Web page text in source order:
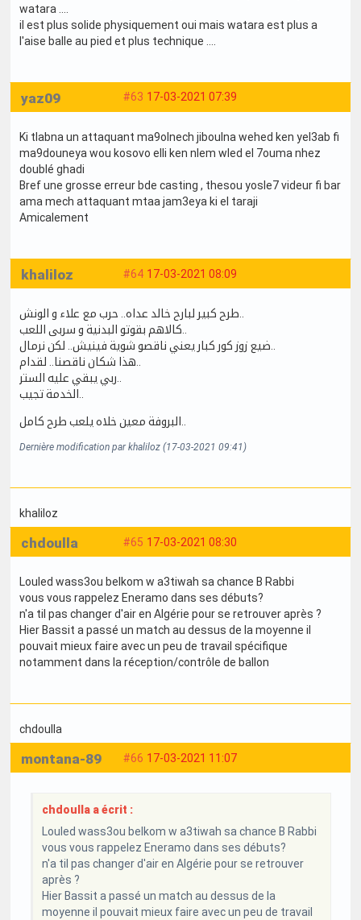
watara ....
il est plus solide physiquement oui mais watara est plus a
l'aise balle au pied et plus technique ....
#63 17-03-2021 07:39
yaz09
Ki tlabna un attaquant ma9olnech jiboulna wehed ken yel3ab fi
ma9douneya wou kosovo elli ken nlem wled el 7ouma nhez
doublé ghadi
Bref une grosse erreur bde casting , thesou yosle7 videur fi bar
ama mech attaquant mtaa jam3eya ki el taraji
Amicalement
#64 17-03-2021 08:09
khaliloz
Dernière modification par khaliloz (17-03-2021 09:41)
khaliloz
#65 17-03-2021 08:30
chdoulla
Louled wass3ou belkom w a3tiwah sa chance B Rabbi
vous vous rappelez Eneramo dans ses débuts?
n'a til pas changer d'air en Algérie pour se retrouver après ?
Hier Bassit a passé un match au dessus de la moyenne il
pouvait mieux faire avec un peu de travail spécifique
notamment dans la réception/contrôle de ballon
chdoulla
#66 17-03-2021 11:07
montana-89
chdoulla a écrit :
Louled wass3ou belkom w a3tiwah sa chance B Rabbi
vous vous rappelez Eneramo dans ses débuts?
n'a til pas changer d'air en Algérie pour se retrouver
après ?
Hier Bassit a passé un match au dessus de la
moyenne il pouvait mieux faire avec un peu de travail